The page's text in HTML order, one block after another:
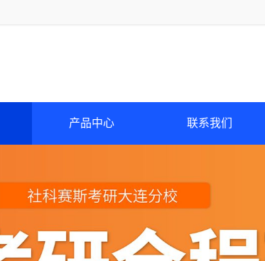
产品中心 联系我们